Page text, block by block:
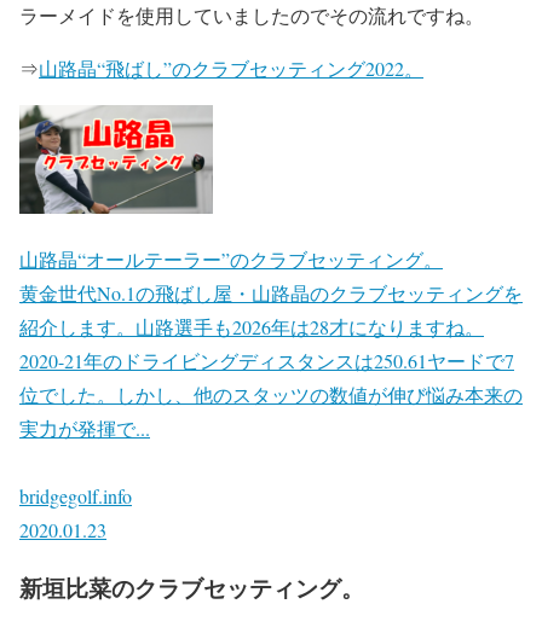
ラーメイドを使用していましたのでその流れですね。
⇒山路晶“飛ばし”のクラブセッティング2022。
山路晶“オールテーラー”のクラブセッティング。
黄金世代No.1の飛ばし屋・山路晶のクラブセッティングを
紹介します。山路選手も2026年は28才になりますね。
2020-21年のドライビングディスタンスは250.61ヤードで7
位でした。しかし、他のスタッツの数値が伸び悩み本来の
実力が発揮で...
bridgegolf.info
2020.01.23
新垣比菜のクラブセッティング。